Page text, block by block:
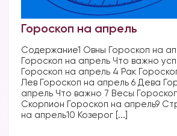
Гороскоп на апрель
Содержание1 Овны Гороскоп на
Гороскоп на апрель Что важно
Гороскоп на апрель 4 Рак
Лев Гороскоп на апрель 6 Дева
апрель Что важно 7 Весы
Скорпион Гороскоп на апрель9
на апрель10 Козерог [...]